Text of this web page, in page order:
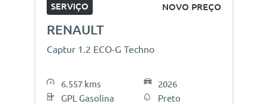
SERVIÇO NOVO PREÇO
RENAULT
Captur 1.2 ECO-G Techno
6.557 kms
GPL Gasolina
2026
Preto